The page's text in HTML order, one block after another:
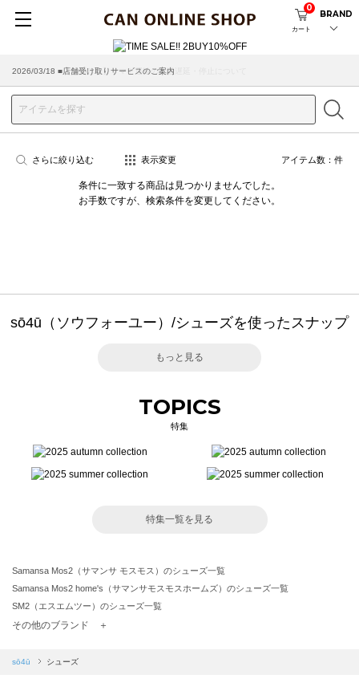
カート
0
BRAND
2026/07/29 ■【お知らせ】ヤマト運輸の配送遅延・停止について
2026/03/18 ■店舗受け取りサービスのご案内
さらに絞り込む 表示変更 アイテム数： 件
条件に一致する商品は見つかりませんでした。
お手数ですが、検索条件を変更してください。
sō4ū（ソウフォーユー）/シューズを使ったスナップ
もっと見る
TOPICS
特集
特集一覧を見る
Samansa Mos2（サマンサ モスモス）のシューズ一覧
Samansa Mos2 home's（サマンサモスモスホームズ）のシューズ一覧
SM2（エスエムツー）のシューズ一覧
TSUHARU by Samansa Mos2（ツハルバイサマンサモスモス）のシューズ一覧
Samansa Mos2 blue（サマンサモスモス ブルー）のシューズ一覧
その他のブランド ＋
sō4ū シューズ